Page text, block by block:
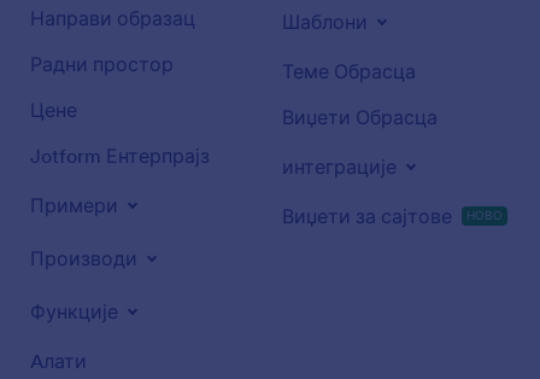
Направи образац
Радни простор
Цене
Jotform Ентерпрајз
Примери
Производи
Функције
Aлати
Шаблони
Теме Обрасца
Виџети Обрасца
интеграције
Виџети за сајтове НОВО